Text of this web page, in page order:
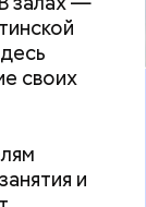
своих
и
278
кто может
нужны